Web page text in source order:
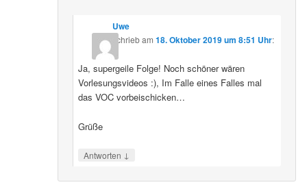
Uwe
schriebam 18. Oktober 2019 um 8:51 Uhr:
Ja, supergeile Folge! Noch schöner wären
Vorlesungsvideos :), Im Falle eines Falles mal
das VOC vorbeischicken…
Grüße
Antworten ↓